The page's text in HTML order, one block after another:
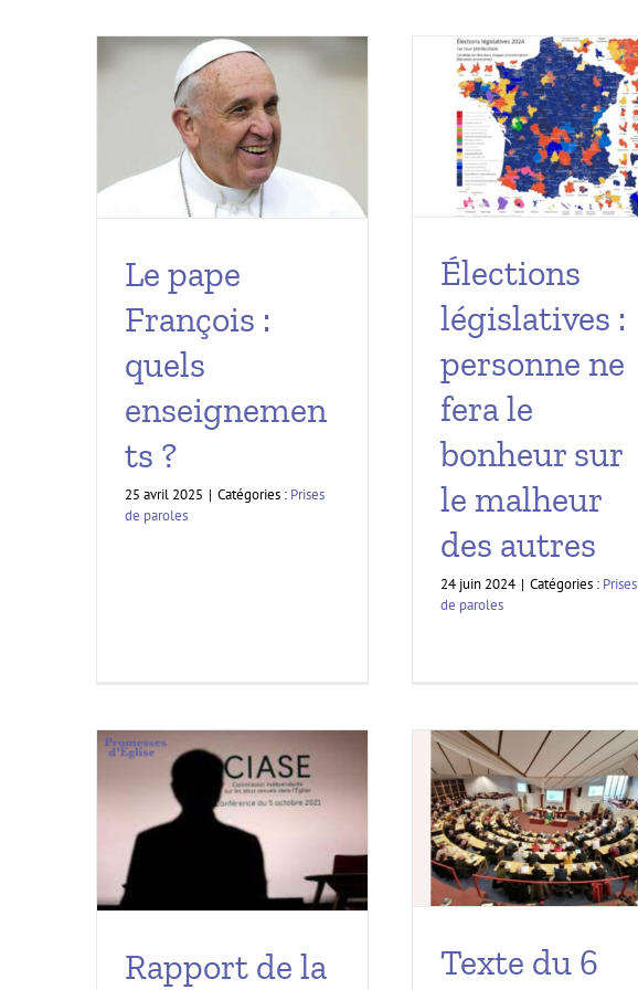
Le pape
François :
quels
enseignemen
ts ?
25 avril 2025 | Catégories : Prises
de paroles
Élections
législatives :
personne ne
fera le
bonheur sur
le malheur
des autres
24 juin 2024 | Catégories : Prises
de paroles
Rapport de la
Texte du 6